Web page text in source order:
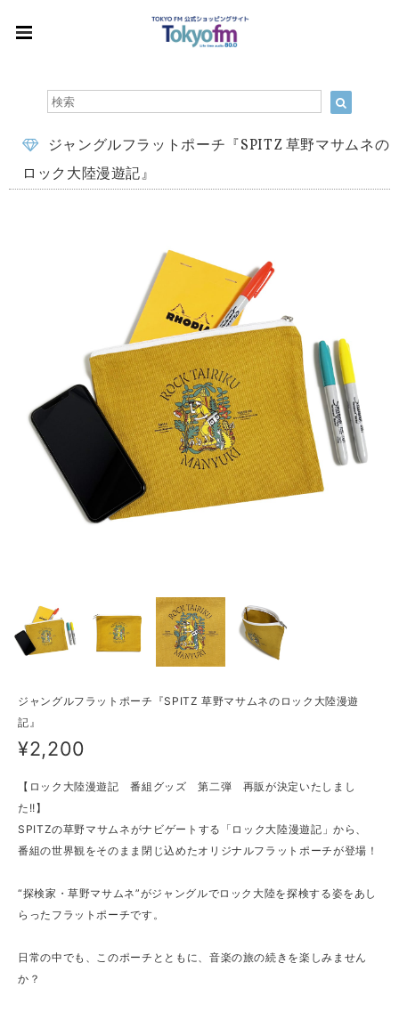
ジャングルフラットポーチ『SPITZ 草野マサムネの
ロック大陸漫遊記』
ジャングルフラットポーチ『SPITZ 草野マサムネのロック大陸漫遊
記』
¥2,200
【ロック大陸漫遊記 番組グッズ 第二弾 再販が決定いたしまし
た!!】
SPITZの草野マサムネがナビゲートする「ロック大陸漫遊記」から、
番組の世界観をそのまま閉じ込めたオリジナルフラットポーチが登場！
“探検家・草野マサムネ”がジャングルでロック大陸を探検する姿をあし
らったフラットポーチです。
日常の中でも、このポーチとともに、音楽の旅の続きを楽しみません
か？